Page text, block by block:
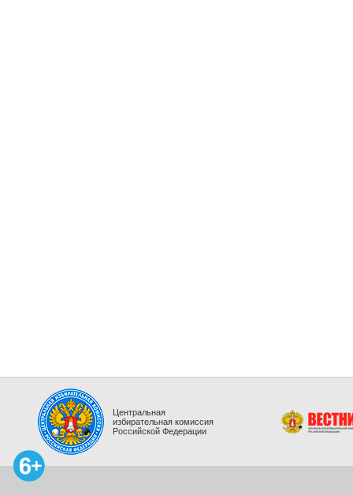
Центральная
избирательная комиссия
Российской Федерации